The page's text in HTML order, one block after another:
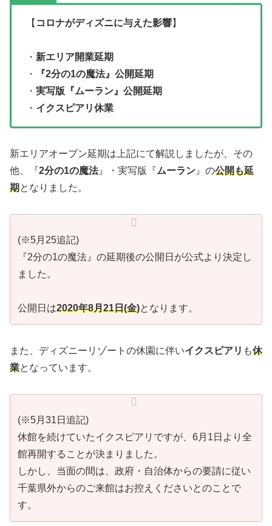
【 コロナがディズニに与えた影響】
・ 新エリア開業延期
・
『2分の1の魔法』公開延期
・ 実写版『ムーラン』公開延期
・ イクスピアリ休業
新エリアオープン延期は上記にて解説しましたが、その
他、『2分の1の魔法』・実写版『ムーラン 』の公開も延
期となりました。
(※5月25追記)
『2分の1の魔法』の延期後の公開日が公式より決定し
ました。
公開日は2020年8月21日(金)となります。
また、ディズニーリゾートの休園に伴いイクスピアリ も休
業となっています。
(※5月31日追記)
休館を続けていたイクスピアリですが、6月1日より全
館再開することが決まりました。
しかし、当面の間は、政府・自治体からの要請に従い
千葉県外からのご来館はお控えくださいとのことで
す。